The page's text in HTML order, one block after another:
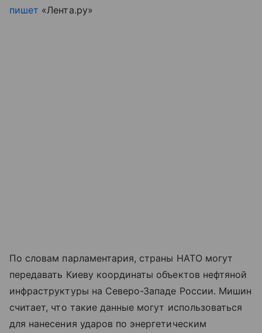
пишет «Лента.ру»
По словам парламентария, страны НАТО могут
передавать Киеву координаты объектов нефтяной
инфраструктуры на Северо-Западе России. Мишин
считает, что такие данные могут использоваться
для нанесения ударов по энергетическим